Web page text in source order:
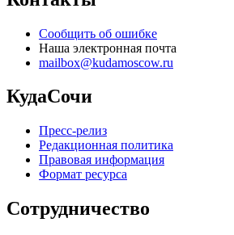
Сообщить об ошибке
Наша электронная почта
mailbox@kudamoscow.ru
КудаСочи
Пресс-релиз
Редакционная политика
Правовая информация
Формат ресурса
Сотрудничество